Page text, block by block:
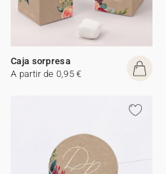
Caja sorpresa
A partir de 0,95 €